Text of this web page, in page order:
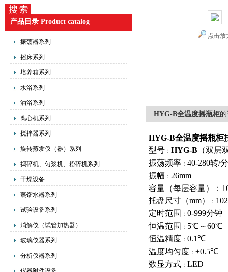
产品目录 Product catalog
振荡器系列
摇床系列
培养箱系列
水浴系列
油浴系列
离心机系列
搅拌器系列
旋转蒸发仪（器）系列
捣碎机、匀浆机、粉碎机系列
干燥设备
蒸馏水器系列
试验设备系列
消解仪（试管加热器）
玻璃仪器系列
分析仪器系列
点击放
HYG-B全温度摇瓶柜
HYG-B全温度摇瓶柜
型号 ： HYG-B （双层
振荡频率 ： 40-280转/分
振幅 ： 26mm
容量（每层容量）：
托盘尺寸（mm）
：
定时范围 ： 0-999分钟
恒温范围 ： 5℃～60℃
恒温精度 ： 0.1 ℃
温度均匀度 ： ±0.5℃
数显方式 ： LED